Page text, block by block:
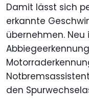
Damit lässt sich
erkannte
übernehmen.
den